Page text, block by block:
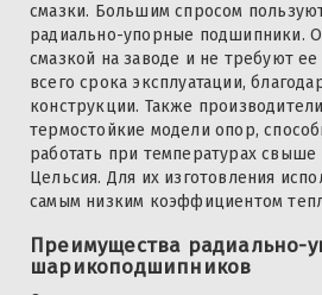
смазки. Большим спросом
радиально-упорные подшипники.
смазкой на заводе и не требуют
всего срока эксплуатации,
конструкции. Также
термостойкие модели опор,
работать при температурах свыше
Цельсия. Для их изготовления
самым низким коэффициентом
Преимущества радиально-
шарикоподшипников